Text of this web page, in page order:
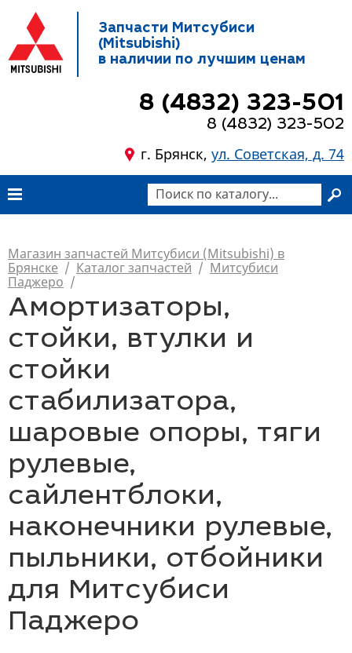
Запчасти Митсубиси
(Mitsubishi)
в наличии по лучшим ценам
8 (4832) 323-501
8 (4832) 323-502
г. Брянск, ул. Советская, д. 74
Магазин запчастей Митсубиси (Mitsubishi) в
Брянске / Каталог запчастей / Митсубиси
Паджеро /
Амортизаторы,
стойки, втулки и
стойки
стабилизатора,
шаровые опоры, тяги
рулевые,
сайлентблоки,
наконечники рулевые,
пыльники, отбойники
для Митсубиси
Паджеро